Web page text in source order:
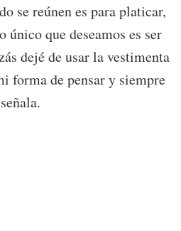
se reúnen es para platicar,
que deseamos es ser
dejé de usar la vestimenta
forma de pensar y siempre